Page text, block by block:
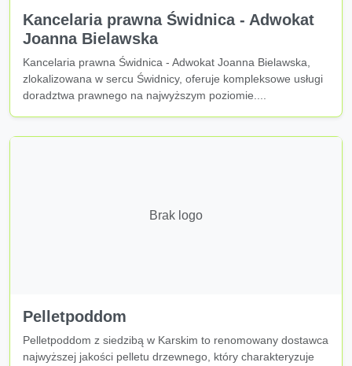
Kancelaria prawna Świdnica - Adwokat
Joanna Bielawska
Kancelaria prawna Świdnica - Adwokat Joanna Bielawska,
zlokalizowana w sercu Świdnicy, oferuje kompleksowe usługi
doradztwa prawnego na najwyższym poziomie....
Brak logo
Pelletpoddom
Pelletpoddom z siedzibą w Karskim to renomowany dostawca
najwyższej jakości pelletu drzewnego, który charakteryzuje